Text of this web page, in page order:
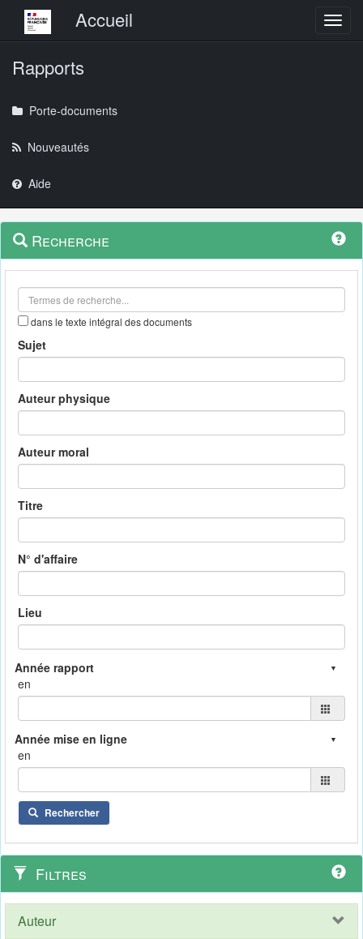
Menu principalAccueil
Rapports
Porte-documents
Nouveautés
Aide
Navigation
outils
Menu
contextuel
Recherche
dans le texte intégral des documents
Sujet
Auteur physique
Auteur moral
Titre
N° d'affaire
Lieu
en
en
Rechercher
Filtres
Auteur